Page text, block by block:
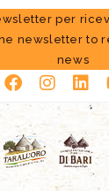
per
newsletter to
news